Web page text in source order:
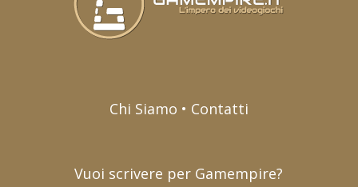
Chi Siamo • Contatti
Vuoi scrivere per Gamempire?